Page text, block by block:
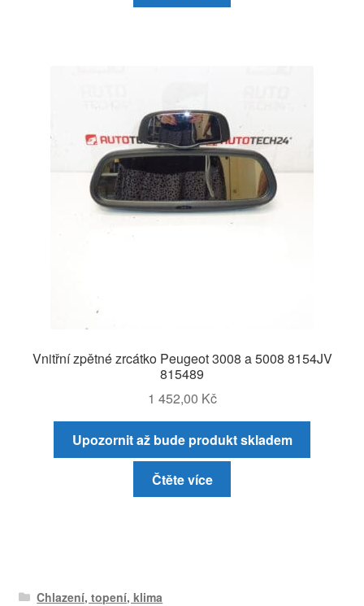
Vnitřní zpětné zrcátko Peugeot 3008 a 5008 8154JV
815489
1 452,00 Kč
Upozornit až bude produkt skladem
Čtěte více
Chlazení, topení, klima